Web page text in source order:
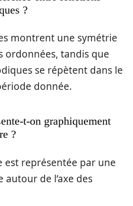
?
montrent une symétrie
ordonnées, tandis que
se répètent dans le
donnée.
t-on graphiquement
?
est représentée par une
de l’axe des